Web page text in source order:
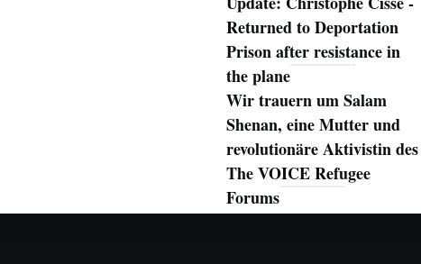
Returned to Deportation
Prison after resistance in
the plane
Wir trauern um Salam
Shenan, eine Mutter und
revolutionäre Aktivistin des
The VOICE Refugee
Forums